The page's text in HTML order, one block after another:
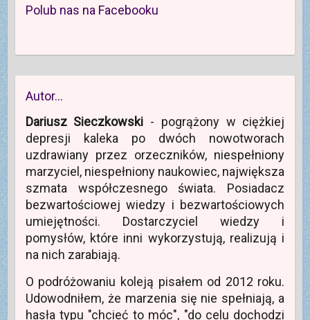
Polub nas na Facebooku
Autor…
Dariusz Sieczkowski - pogrążony w ciężkiej
depresji kaleka po dwóch nowotworach
uzdrawiany przez orzeczników, niespełniony
marzyciel, niespełniony naukowiec, największa
szmata współczesnego świata. Posiadacz
bezwartościowej wiedzy i bezwartościowych
umiejętności. Dostarczyciel wiedzy i
pomysłów, które inni wykorzystują, realizują i
na nich zarabiają.
O podróżowaniu koleją pisałem od 2012 roku.
Udowodniłem, że marzenia się nie spełniają, a
hasła typu "chcieć to móc", "do celu dochodzi